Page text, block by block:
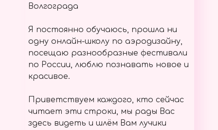
Волгограда
Я постоянно обучаюсь, прошла ни
одну онлайн-школу по аэродизайну,
посещаю разнообразные фестивали
по России, люблю познавать новое и
красивое.
Приветствуем каждого, кто сейчас
читает эти строки, мы рады Вас
здесь видеть и шлём Вам лучики